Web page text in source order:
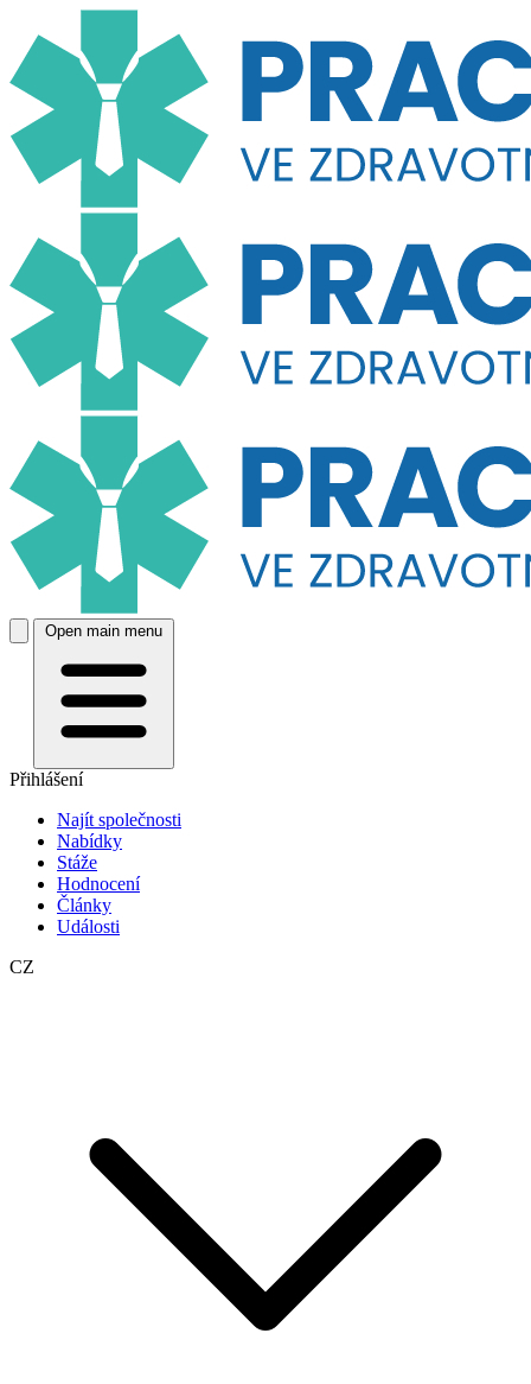
Open main menu
Přihlášení
Najít společnosti
Nabídky
Stáže
Hodnocení
Články
Události
CZ